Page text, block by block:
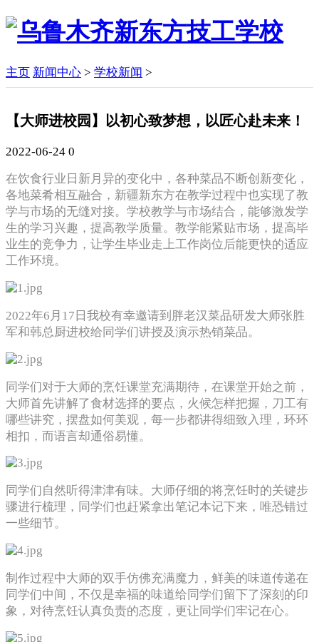
主页 新闻中心 > 学校新闻 >
【大师进校园】以初心致梦想，以匠心赴未来！
2022-06-24 0
在饮食行业日新月异的变化中，各种菜品不断创新变化，
各地菜肴相互融合，新疆新东方在教学过程中也实现了教
学与市场的无缝对接。学校教学与市场结合，能够激发学
生的学习兴趣，提高教学质量。教学能紧贴市场，提高毕
业生的竞争力，让学生毕业走上工作岗位后能更快的适应
工作环境。
2022年6月17日我校有幸邀请到胖老汉菜品研发大师张胜
军和韩总厨进校给同学们讲授及演示热销菜品。
同学们对于大师的烹饪课堂充满期待，在课堂开始之前，
大师首先讲解了食材选择的要点，火候怎样把握，刀工有
哪些讲究，摆盘如何美观，每一步都讲得细致入理，环环
相扣，而语言却通俗易懂。
同学们自然听得津津有味。大师仔细的将烹饪时的关键步
骤进行梳理，同学们也赶紧拿出笔记本记下来，唯恐错过
一些细节。
制作过程中大师的双手仿佛充满魔力，鲜美的味道传递在
同学们中间，不仅是幸福的味道给同学们留下了深刻的印
象，对待烹饪认真负责的态度，更让同学们牢记在心。